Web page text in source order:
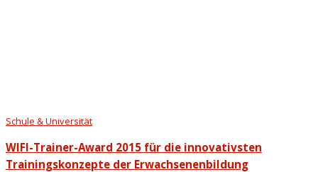
Schule & Universität
WIFI-Trainer-Award 2015 für die innovativsten
Trainingskonzepte der Erwachsenenbildung